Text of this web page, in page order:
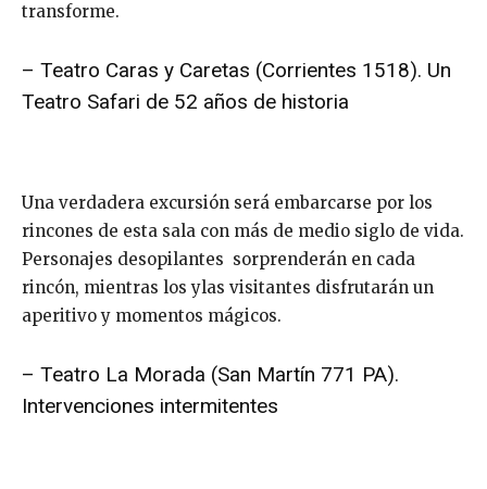
transforme.
– Teatro Caras y Caretas (Corrientes 1518). Un
Teatro Safari de 52 años de historia
Una verdadera excursión será embarcarse por los
rincones de esta sala con más de medio siglo de vida.
Personajes desopilantes sorprenderán en cada
rincón, mientras los ylas visitantes disfrutarán un
aperitivo y momentos mágicos.
– Teatro La Morada (San Martín 771 PA).
Intervenciones intermitentes